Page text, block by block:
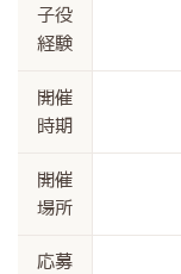
子役
経験
開催
時期
開催
場所
応募